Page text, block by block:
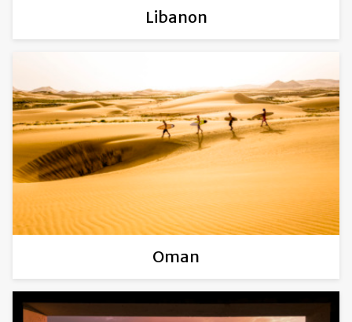
Libanon
Oman